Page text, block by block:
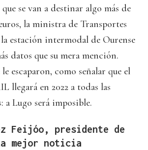
se van a destinar algo más de
la ministra de Transportes
estación intermodal de Ourense
datos que su mera mención.
escaparon, como señalar que el
llegará en 2022 a todas las
a Lugo será imposible.
Feijóo, presidente de
mejor noticia